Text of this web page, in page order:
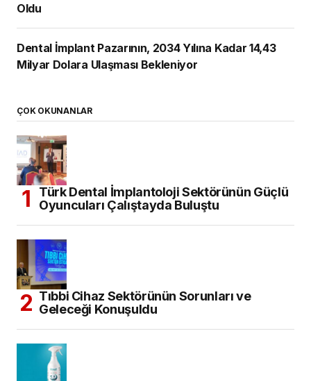
Oldu
Dental İmplant Pazarının, 2034 Yılına Kadar 14,43
Milyar Dolara Ulaşması Bekleniyor
ÇOK OKUNANLAR
Türk Dental İmplantoloji Sektörünün Güçlü
Oyuncuları Çalıştayda Buluştu
Tıbbi Cihaz Sektörünün Sorunları ve
Geleceği Konuşuldu